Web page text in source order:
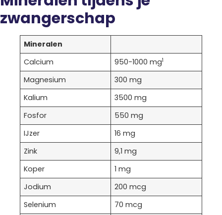
zwangerschap
Mineralen
Calcium
950-1000 mg1
Magnesium
300 mg
Kalium
3500 mg
Fosfor
550 mg
IJzer
16 mg
Zink
9,1 mg
Koper
1 mg
Jodium
200 mcg
Selenium
70 mcg